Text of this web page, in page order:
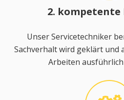
2.
Unser Servicetechniker
Sachverhalt wird geklärt und
Arbeiten